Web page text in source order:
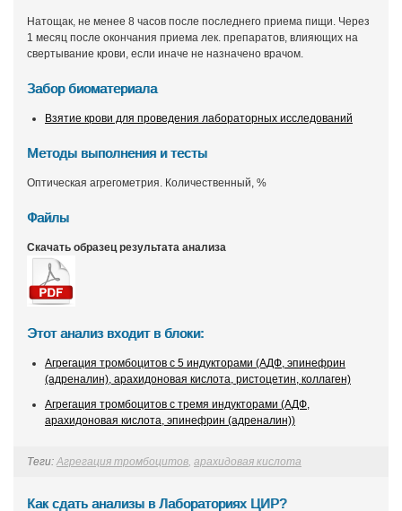
Натощак, не менее 8 часов после последнего приема пищи. Через
1 месяц после окончания приема лек. препаратов, влияющих на
свертывание крови, если иначе не назначено врачом.
Забор биоматериала
Взятие крови для проведения лабораторных исследований
Методы выполнения и тесты
Оптическая агрегометрия. Количественный, %
Файлы
Скачать образец результата анализа
Этот анализ входит в блоки:
Агрегация тромбоцитов с 5 индукторами (АДФ, эпинефрин
(адреналин), арахидоновая кислота, ристоцетин, коллаген)
Агрегация тромбоцитов с тремя индукторами (АДФ,
арахидоновая кислота, эпинефрин (адреналин))
Теги: Агрегация тромбоцитов, арахидовая кислота
Как сдать анализы в Лабораториях ЦИР?